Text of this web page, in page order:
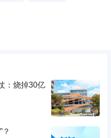
：烧掉30亿